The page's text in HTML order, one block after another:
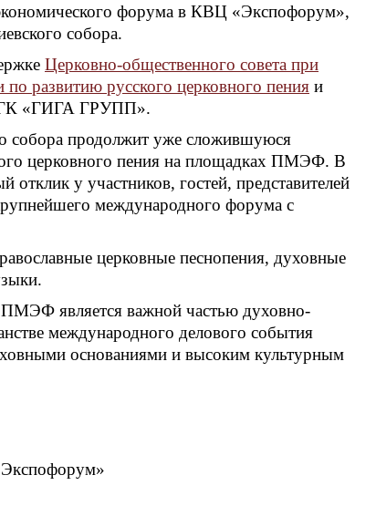
форума в КВЦ «Экспофорум»,
собора.
Церковно-общественного совета при
развитию русского церковного пения и
ГК «ГИГА ГРУПП».
собора продолжит уже сложившуюся
церковного пения на площадках ПМЭФ. В
у участников, гостей, представителей
международного форума с
церковные песнопения, духовные
ПМЭФ является важной частью духовно-
международного делового события
основаниями и высоким культурным